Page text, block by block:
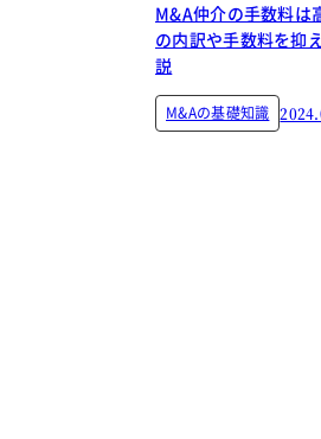
M&A仲介の手数料は
の内訳や手数料を抑
説
M&Aの基礎知識